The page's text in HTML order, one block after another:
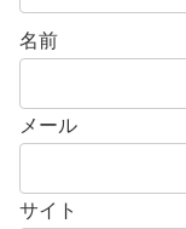
名前
メール
サイト